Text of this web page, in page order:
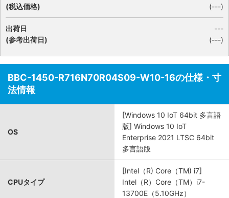
(税込価格)
(---)
出荷日
(参考出荷日)
---
(---)
BBC-1450-R716N70R04S09-W10-16の仕様・寸
法情報
OS
[Windows 10 IoT 64bit 多言語
版] Windows 10 IoT
Enterprise 2021 LTSC 64bit
多言語版
CPUタイプ
[Intel（R) Core（TM) i7]
Intel（R）Core（TM）i7-
13700E（5.10GHz）